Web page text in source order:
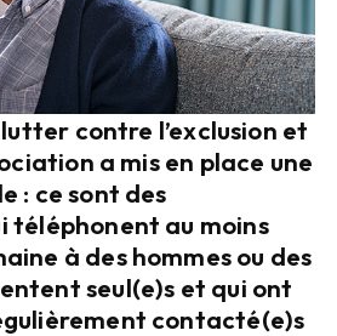
lutter contre l’exclusion et
a mis en place une
: ce sont des
téléphonent au moins
à des hommes ou des
seul(e)s et qui ont
contacté(e)s